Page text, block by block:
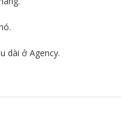
dài ở Agency.